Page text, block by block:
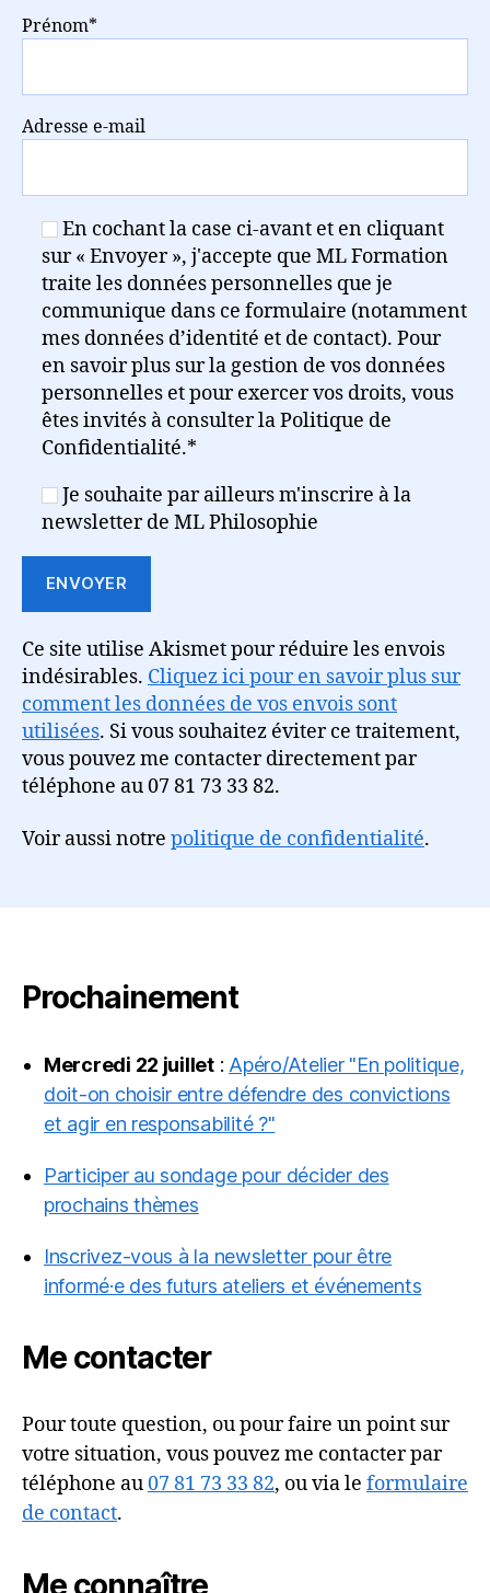
Prénom*
Adresse e-mail
En cochant la case ci-avant et en cliquant
sur « Envoyer », j'accepte que ML Formation
traite les données personnelles que je
communique dans ce formulaire (notamment
mes données d’identité et de contact). Pour
en savoir plus sur la gestion de vos données
personnelles et pour exercer vos droits, vous
êtes invités à consulter la Politique de
Confidentialité.*
Je souhaite par ailleurs m'inscrire à la
newsletter de ML Philosophie
Ce site utilise Akismet pour réduire les envois
indésirables. Cliquez ici pour en savoir plus sur
comment les données de vos envois sont
utilisées. Si vous souhaitez éviter ce traitement,
vous pouvez me contacter directement par
téléphone au 07 81 73 33 82.
Voir aussi notre politique de confidentialité.
Prochainement
Mercredi 22 juillet: Apéro/Atelier "En politique,
doit-on choisir entre défendre des convictions
et agir en responsabilité ?"
Participer au sondage pour décider des
prochains thèmes
Inscrivez-vous à la newsletter pour être
informé·e des futurs ateliers et événements
Me contacter
Pour toute question, ou pour faire un point sur
votre situation, vous pouvez me contacter par
téléphone au07 81 73 33 82, ou via le formulaire
de contact.
Me connaître